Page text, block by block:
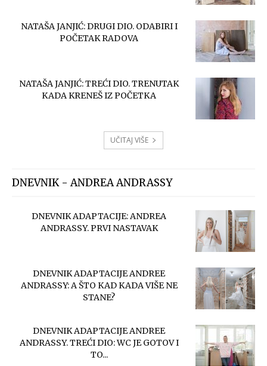
NATAŠA JANJIĆ: DRUGI DIO. ODABIRI I
POČETAK RADOVA
NATAŠA JANJIĆ: TREĆI DIO. TRENUTAK
KADA KRENEŠ IZ POČETKA
UČITAJ VIŠE
DNEVNIK - ANDREA ANDRASSY
DNEVNIK ADAPTACIJE: ANDREA
ANDRASSY. PRVI NASTAVAK
DNEVNIK ADAPTACIJE ANDREE
ANDRASSY: A ŠTO KAD KADA VIŠE NE
STANE?
DNEVNIK ADAPTACIJE ANDREE
ANDRASSY. TREĆI DIO: WC JE GOTOV I
TO...